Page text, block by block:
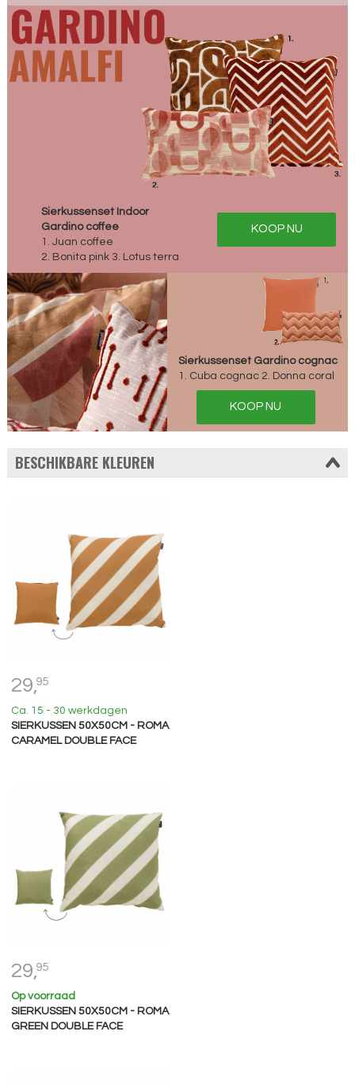
Sierkussenset Indoor
Gardino coffee
1. Juan coffee
2. Bonita pink 3. Lotus terra
KOOP NU
Sierkussenset Gardino cognac
1. Cuba cognac 2. Donna coral
KOOP NU
BESCHIKBARE KLEUREN
29,95
Ca. 15 - 30 werkdagen
SIERKUSSEN 50X50CM - ROMA
CARAMEL DOUBLE FACE
29,95
Op voorraad
SIERKUSSEN 50X50CM - ROMA
GREEN DOUBLE FACE